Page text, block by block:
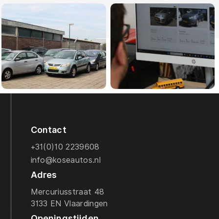
Contact
+31(0)10 2239608
info@koseautos.nl
Adres
Mercuriusstraat 48
3133 EN Vlaardingen